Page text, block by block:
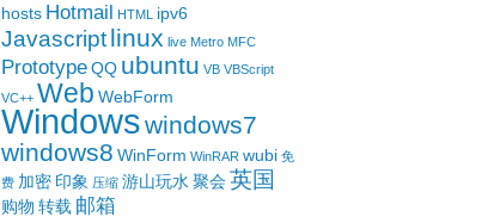
hosts Hotmail HTML ipv6
Javascriptlinux live Metro MFC
PrototypeQQ ubuntu VB VBScript
VC++ Web WebForm
Windowswindows7
windows8 WinForm WinRAR wubi 免
费 加密 印象 压缩 游山玩水 聚会英国
购物 转载 邮箱